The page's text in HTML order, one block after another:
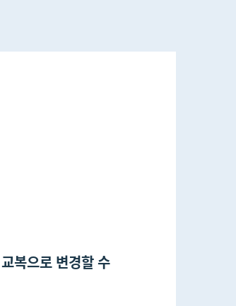
복으로 변경할 수